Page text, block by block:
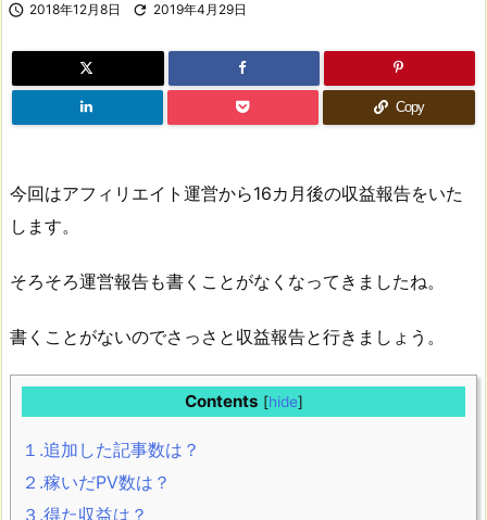
 2018年12月8日  2019年4月29日
Copy
今回はアフィリエイト運営から16カ月後の収益報告をいた
します。
そろそろ運営報告も書くことがなくなってきましたね。
書くことがないのでさっさと収益報告と行きましょう。
Contents [hide]
１.追加した記事数は？
２.稼いだPV数は？
３.得た収益は？